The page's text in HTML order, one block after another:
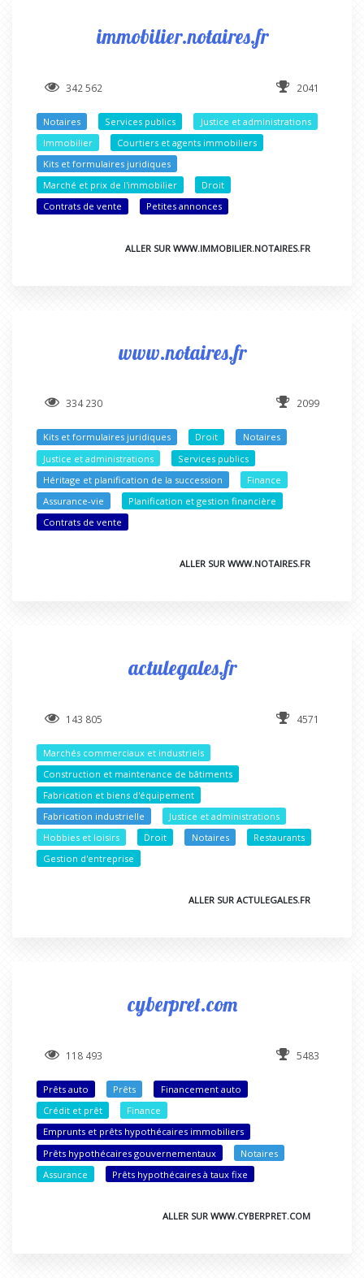
immobilier.notaires.fr
342 562 2041
Notaires Services publics
Justice et administrations
Immobilier
Courtiers et agents immobiliers
Kits et formulaires juridiques
Marché et prix de l'immobilier
Droit
Contrats de vente
Petites annonces
ALLER SUR WWW.IMMOBILIER.NOTAIRES.FR
www.notaires.fr
334 230 2099
Kits et formulaires juridiques Droit
Notaires
Justice et administrations
Services publics
Héritage et planification de la succession
Finance
Assurance-vie
Planification et gestion financière
Contrats de vente
ALLER SUR WWW.NOTAIRES.FR
actulegales.fr
143 805 4571
Marchés commerciaux et industriels
Construction et maintenance de bâtiments
Fabrication et biens d'équipement
Fabrication industrielle
Justice et administrations
Hobbies et loisirs
Droit Notaires
Restaurants
Gestion d'entreprise
ALLER SUR ACTULEGALES.FR
cyberpret.com
118 493 5483
Prêts auto Prêts
Financement auto
Crédit et prêt
Finance
Emprunts et prêts hypothécaires immobiliers
Prêts hypothécaires gouvernementaux
Notaires
Assurance
Prêts hypothécaires à taux fixe
ALLER SUR WWW.CYBERPRET.COM